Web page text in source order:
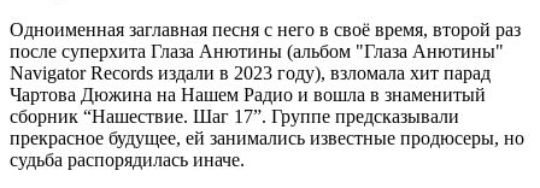
Одноименная заглавная песня с него в своё время, второй раз
после суперхита Глаза Анютины (альбом "Глаза Анютины"
Navigator Records издали в 2023 году), взломала хит парад
Чартова Дюжина на Нашем Радио и вошла в знаменитый
сборник “Нашествие. Шаг 17”. Группе предсказывали
прекрасное будущее, ей занимались известные продюсеры, но
судьба распорядилась иначе.